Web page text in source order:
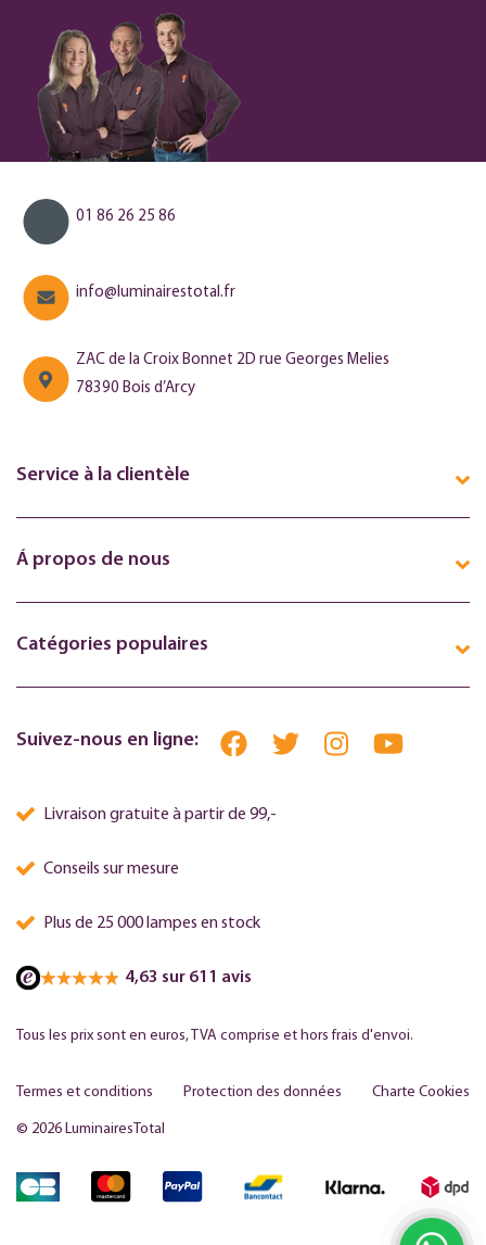
01 86 26 25 86
info@luminairestotal.fr
ZAC de la Croix Bonnet 2D rue Georges Melies
78390 Bois d’Arcy
Service à la clientèle
Á propos de nous
Catégories populaires
Suivez-nous en ligne:
Livraison gratuite à partir de 99,-
Conseils sur mesure
Plus de 25 000 lampes en stock
4,63 sur 611 avis
Tous les prix sont en euros, TVA comprise et hors frais d'envoi.
© 2026 LuminairesTotal
Termes et conditions Protection des données Charte Cookies